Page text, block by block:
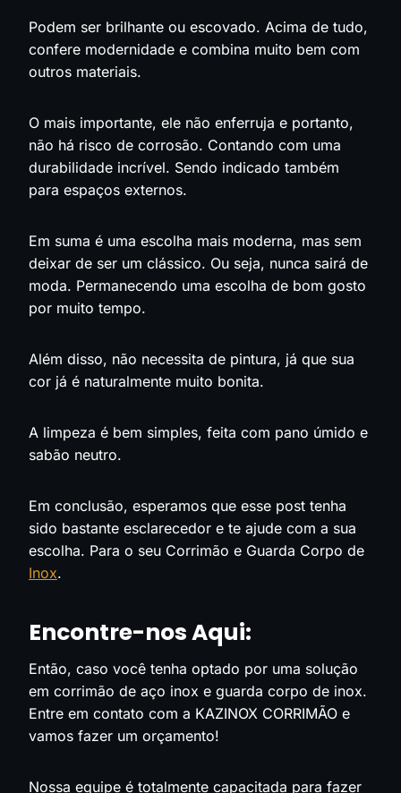
Podem ser brilhante ou escovado. Acima de tudo,
confere modernidade e combina muito bem com
outros materiais.
O mais importante, ele não enferruja e portanto,
não há risco de corrosão. Contando com uma
durabilidade incrível. Sendo indicado também
para espaços externos.
Em suma é uma escolha mais moderna, mas sem
deixar de ser um clássico. Ou seja, nunca sairá de
moda. Permanecendo uma escolha de bom gosto
por muito tempo.
Além disso, não necessita de pintura, já que sua
cor já é naturalmente muito bonita.
A limpeza é bem simples, feita com pano úmido e
sabão neutro.
Em conclusão, esperamos que esse post tenha
sido bastante esclarecedor e te ajude com a sua
escolha. Para o seu Corrimão e Guarda Corpo de
Inox.
Encontre-nosAqui:
Então, caso você tenha optado por uma solução
em corrimão de aço inox e guarda corpo de inox.
Entre em contato com a KAZINOX CORRIMÃO e
vamos fazer um orçamento!
Nossa equipe é totalmente capacitada para fazer